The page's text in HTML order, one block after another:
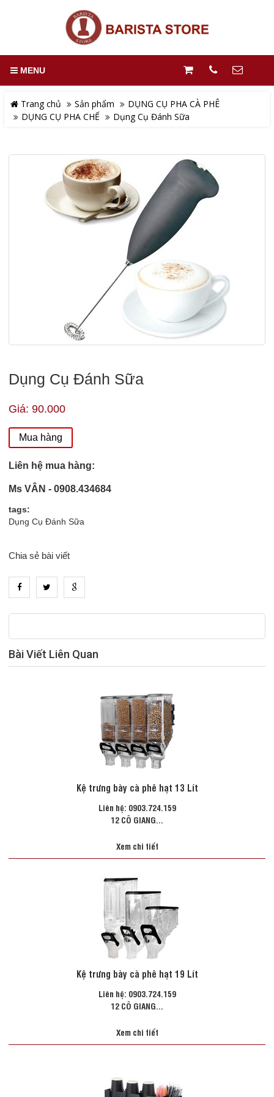
MENU
Trang chủ Sản phẩm
DỤNG CỤ PHA CÀ PHÊ
DỤNG CỤ PHA CHẾ
Dụng Cụ Đánh Sữa
Dụng Cụ Đánh Sữa
Giá: 90.000
Mua hàng
Liên hệ mua hàng:
Ms VÂN - 0908.434684
tags:
Dụng Cụ Đánh Sữa
Chia sẻ bài viết
Bài Viết Liên Quan
Kệ trưng bày cà phê hạt 13 Lít
Liên hệ: 0903.724.159
12 CÔ GIANG...
Xem chi tiết
Kệ trưng bày cà phê hạt 19 Lít
Liên hệ: 0903.724.159
12 CÔ GIANG...
Xem chi tiết